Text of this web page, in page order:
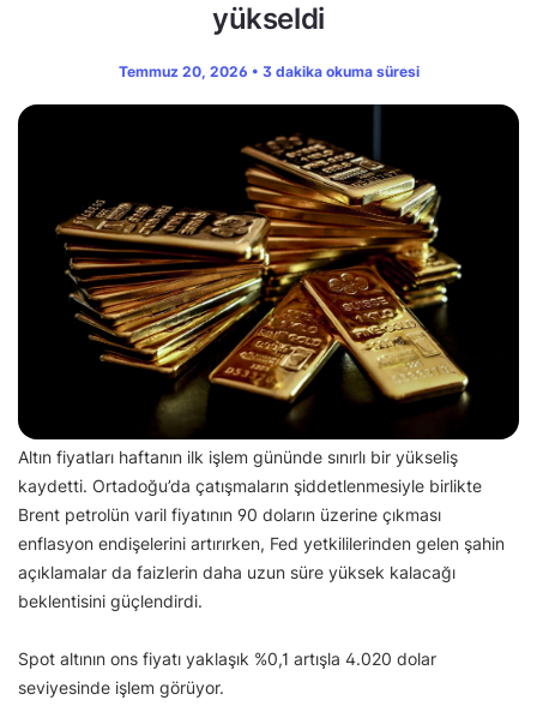
yükseldi
Temmuz 20, 2026 • 3 dakika okuma süresi
Altın fiyatları haftanın ilk işlem gününde sınırlı bir yükseliş
kaydetti. Ortadoğu’da çatışmaların şiddetlenmesiyle birlikte
Brent petrolün varil fiyatının 90 doların üzerine çıkması
enflasyon endişelerini artırırken, Fed yetkililerinden gelen şahin
açıklamalar da faizlerin daha uzun süre yüksek kalacağı
beklentisini güçlendirdi.
Spot altının ons fiyatı yaklaşık %0,1 artışla 4.020 dolar
seviyesinde işlem görüyor.